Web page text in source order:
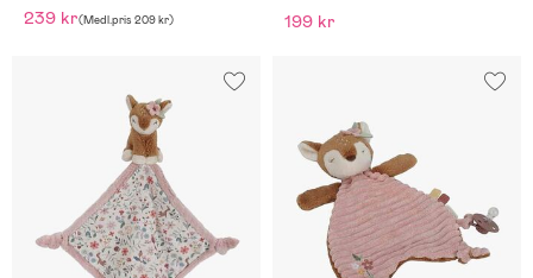
239 kr(Medl.pris 209 kr) 199 kr